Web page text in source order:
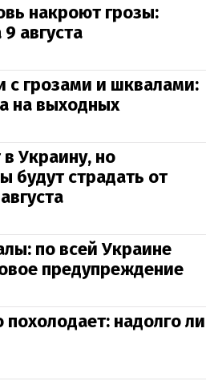
накроют грозы:
августа
с грозами и шквалами:
на выходных
Украину, но
будут страдать от
по всей Украине
предупреждение
надолго ли